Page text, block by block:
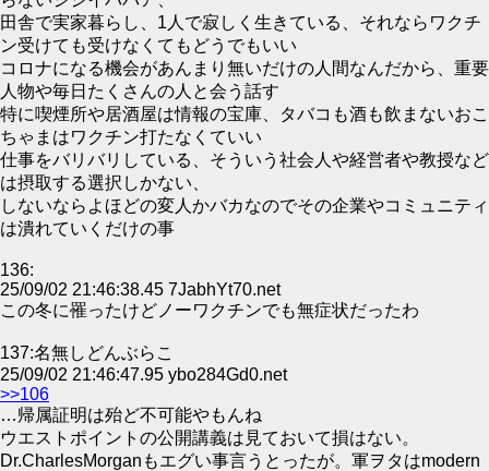
田舎で実家暮らし、1人で寂しく生きている、それならワクチ
ン受けても受けなくてもどうでもいい
コロナになる機会があんまり無いだけの人間なんだから、重要
人物や毎日たくさんの人と会う話す
特に喫煙所や居酒屋は情報の宝庫、タバコも酒も飲まないおこ
ちゃまはワクチン打たなくていい
仕事をバリバリしている、そういう社会人や経営者や教授など
は摂取する選択しかない、
しないならよほどの変人かバカなのでその企業やコミュニティ
は潰れていくだけの事
136:
25/09/02 21:46:38.45 7JabhYt70.net
この冬に罹ったけどノーワクチンでも無症状だったわ
137:名無しどんぶらこ
25/09/02 21:46:47.95 ybo284Gd0.net
>>106
…帰属証明は殆ど不可能やもんね
ウエストポイントの公開講義は見ておいて損はない。
Dr.CharlesMorganもエグい事言うとったが。軍ヲタはmodern